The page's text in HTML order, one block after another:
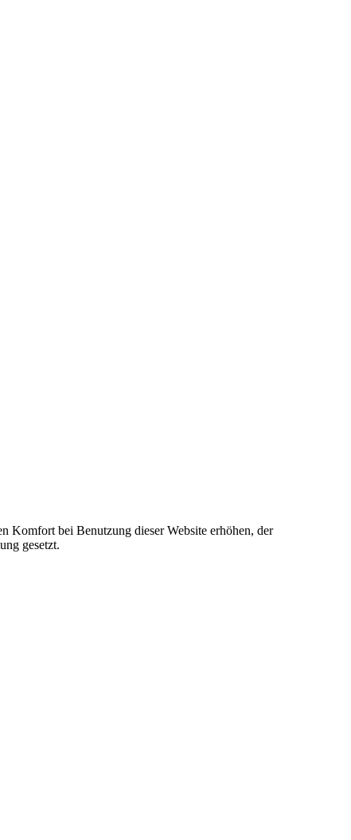
Komfort bei Benutzung dieser Website erhöhen, der
gesetzt.